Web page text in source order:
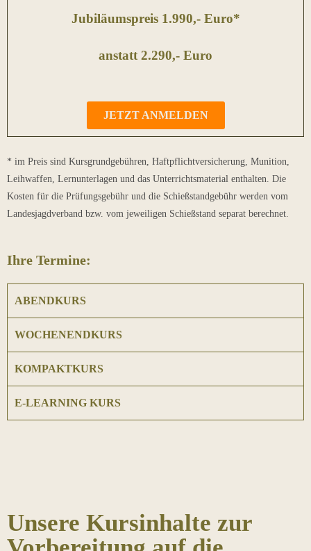
Jubiläumspreis 1.990,- Euro*
anstatt 2.290,- Euro
JETZT ANMELDEN
* im Preis sind Kursgrundgebühren, Haftpflichtversicherung, Munition,
Leihwaffen, Lernunterlagen und das Unterrichtsmaterial enthalten. Die
Kosten für die Prüfungsgebühr und die Schießstandgebühr werden vom
Landesjagdverband bzw. vom jeweiligen Schießstand separat berechnet.
Ihre Termine:
ABENDKURS
WOCHENENDKURS
KOMPAKTKURS
E-LEARNING KURS
Unsere Kursinhalte zur